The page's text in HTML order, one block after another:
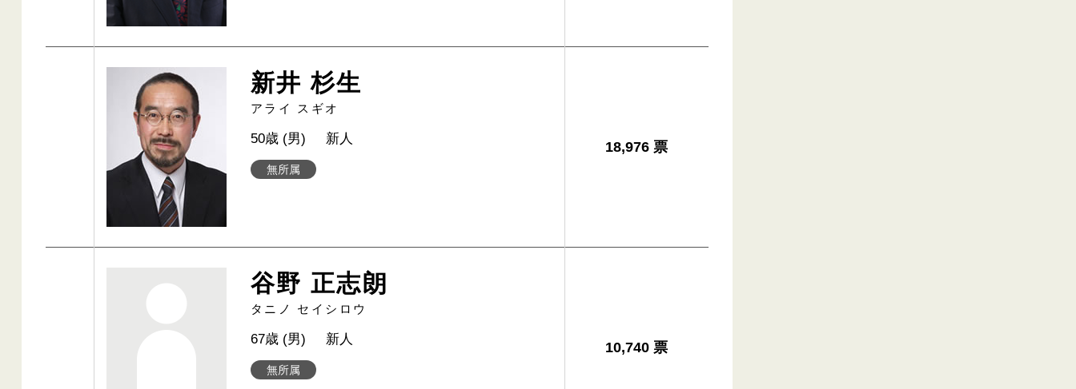
新井 杉生
アライ スギオ
無所属
50歳 (男) 新人
18,976 票
谷野 正志朗
タニノ セイシロウ
無所属
67歳 (男) 新人
10,740 票